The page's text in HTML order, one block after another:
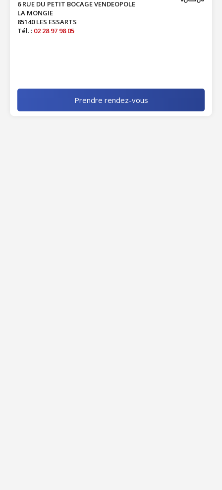
6 RUE DU PETIT BOCAGE VENDEOPOLE
LA MONGIE
85140 LES ESSARTS
Tél. : 02 28 97 98 05
Prendre rendez-vous